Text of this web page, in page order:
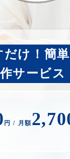
だけ！簡
作サービス
円 / 月額